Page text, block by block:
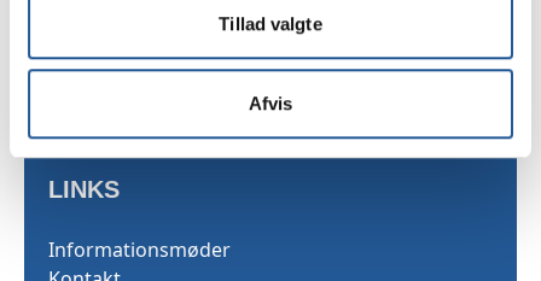
Tillad valgte
Afvis
Telefon 35 25 03 40
LINKS
Informationsmøder